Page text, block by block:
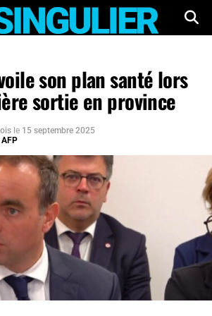
son plan santé lors
sortie en province
le 15 septembre 2025